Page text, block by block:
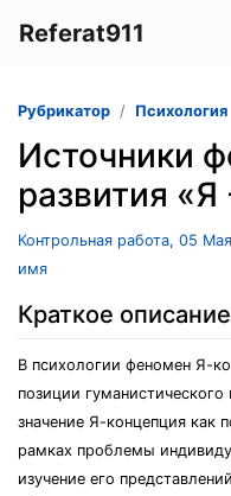
Referat911
Рубрикатор Психология
Источники
развития
Контрольная работа, 05
имя
Краткое описание
В психологии феномен Я-
позиции
значение Я-концепция как
рамках проблемы
изучение его